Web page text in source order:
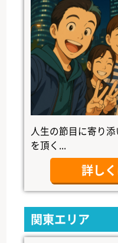
人生の節目に寄り添
を頂く...
詳し
関東エリア